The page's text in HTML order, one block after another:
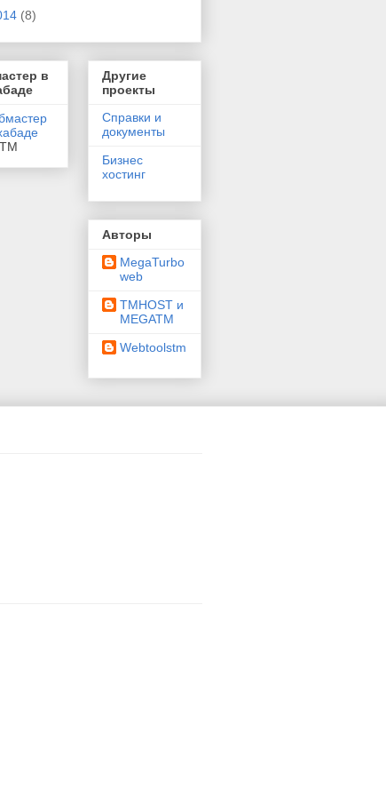
(8)
в
Другие
проекты
Справки и
документы
Бизнес
хостинг
Авторы
MegaTurbo
web
TMHOST и
MEGATM
Webtoolstm